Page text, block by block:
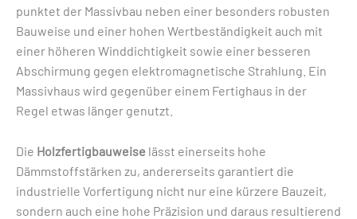
punktet der Massivbau neben einer besonders robusten
Bauweise und einer hohen Wertbeständigkeit auch mit
einer höheren Winddichtigkeit sowie einer besseren
Abschirmung gegen elektromagnetische Strahlung. Ein
Massivhaus wird gegenüber einem Fertighaus in der
Regel etwas länger genutzt.
Die Holzfertigbauweise lässt einerseits hohe
Dämmstoffstärken zu, andererseits garantiert die
industrielle Vorfertigung nicht nur eine kürzere Bauzeit,
sondern auch eine hohe Präzision und daraus resultierend